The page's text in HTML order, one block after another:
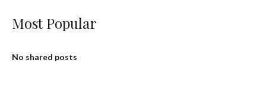
Most Popular
No shared posts